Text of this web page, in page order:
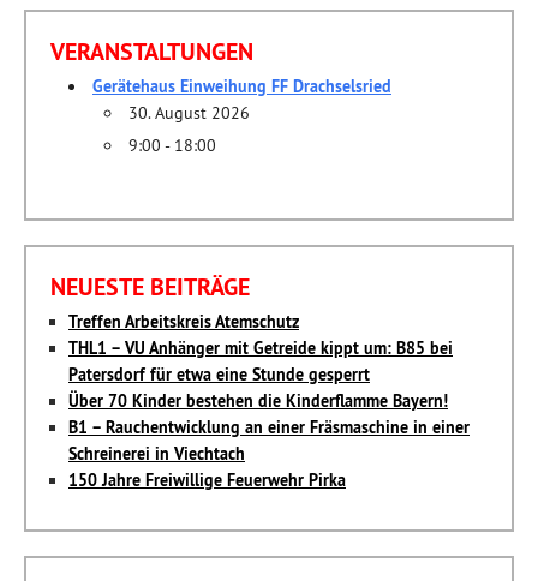
VERANSTALTUNGEN
Gerätehaus Einweihung FF Drachselsried
30. August 2026
9:00 - 18:00
NEUESTE BEITRÄGE
Treffen Arbeitskreis Atemschutz
THL1 – VU Anhänger mit Getreide kippt um: B85 bei
Patersdorf für etwa eine Stunde gesperrt
Über 70 Kinder bestehen die Kinderflamme Bayern!
B1 – Rauchentwicklung an einer Fräsmaschine in einer
Schreinerei in Viechtach
150 Jahre Freiwillige Feuerwehr Pirka